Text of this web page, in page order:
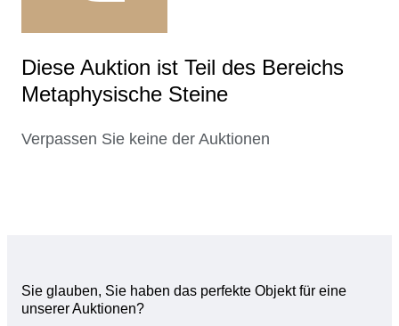
Diese Auktion ist Teil des Bereichs
Metaphysische Steine
Verpassen Sie keine der Auktionen
Sie glauben, Sie haben das perfekte Objekt für eine
unserer Auktionen?